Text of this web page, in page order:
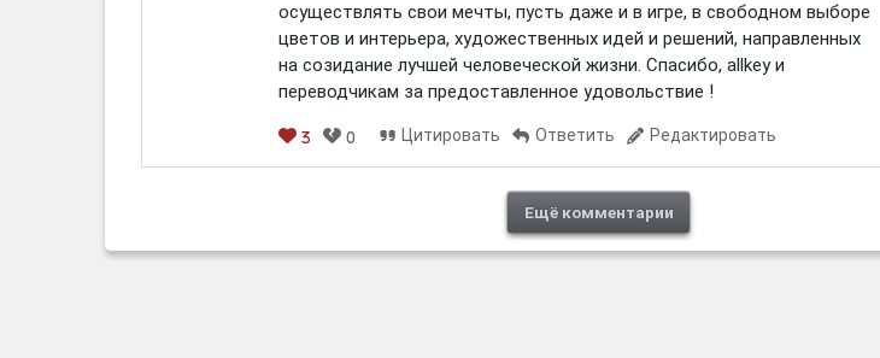
осуществлять свои мечты, пусть даже и в игре, в свободном выборе
цветов и интерьера, художественных идей и решений, направленных
на созидание лучшей человеческой жизни. Спасибо, allkey и
переводчикам за предоставленное удовольствие !
3 0 Цитировать Ответить Редактировать
Ещё комментарии